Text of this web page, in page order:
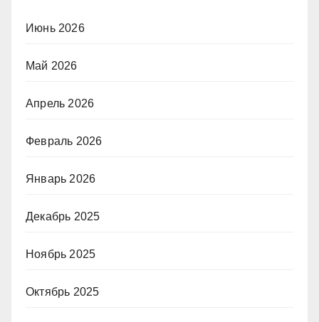
Июнь 2026
Май 2026
Апрель 2026
Февраль 2026
Январь 2026
Декабрь 2025
Ноябрь 2025
Октябрь 2025